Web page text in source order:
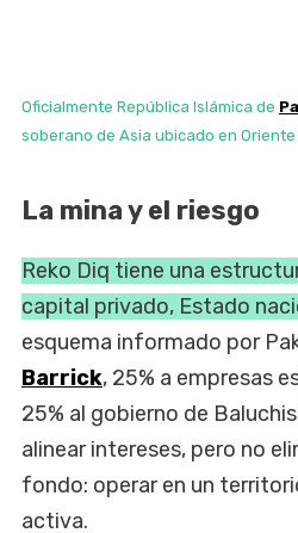
Oficialmente República Islámica de
soberano de Asia ubicado en Oriente
La mina y el riesgo
Reko Diq tiene una
capital privado, Estado
esquema informado por
Barrick, 25% a empresas
25% al gobierno de
alinear intereses, pero no
fondo: operar en un
activa.